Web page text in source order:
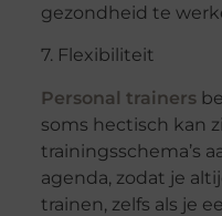
gezondheid te
7. Flexibiliteit
Personal trainers
soms hectisch kan
trainingsschema’s
agenda, zodat je
trainen, zelfs als je